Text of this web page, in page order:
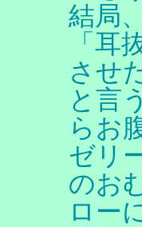
結局
「耳
させ
と言
らお
ゼリ
のお
ロー